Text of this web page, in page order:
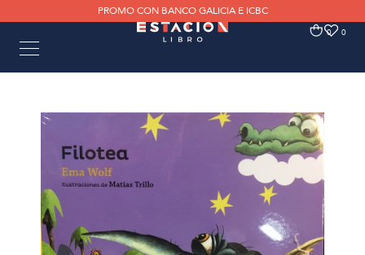
PROMO CON BANCO GALICIA E ICBC
0 0